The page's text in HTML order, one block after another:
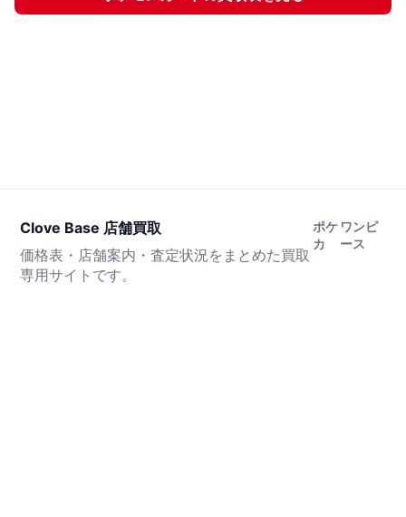
Clove Base 店舗買取
価格表・店舗案内・査定状況をまとめた買取
専用サイトです。
ポケ
カ
ワンピ
ース